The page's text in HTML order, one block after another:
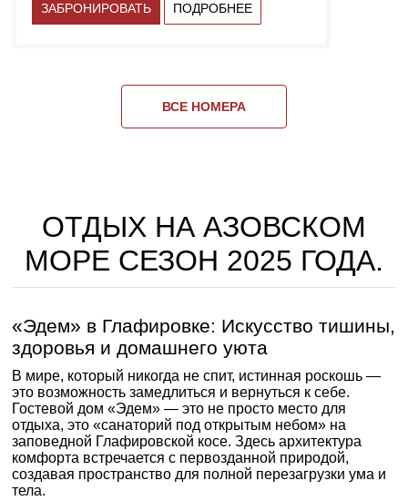
ЗАБРОНИРОВАТЬ ПОДРОБНЕЕ
ВСЕ НОМЕРА
ОТДЫХ НА АЗОВСКОМ
МОРЕ СЕЗОН 2025 ГОДА.
«Эдем» в Глафировке: Искусство тишины,
здоровья и домашнего уюта
В мире, который никогда не спит, истинная роскошь —
это возможность замедлиться и вернуться к себе.
Гостевой дом «Эдем» — это не просто место для
отдыха, это «санаторий под открытым небом» на
заповедной Глафировской косе. Здесь архитектура
комфорта встречается с первозданной природой,
создавая пространство для полной перезагрузки ума и
тела.